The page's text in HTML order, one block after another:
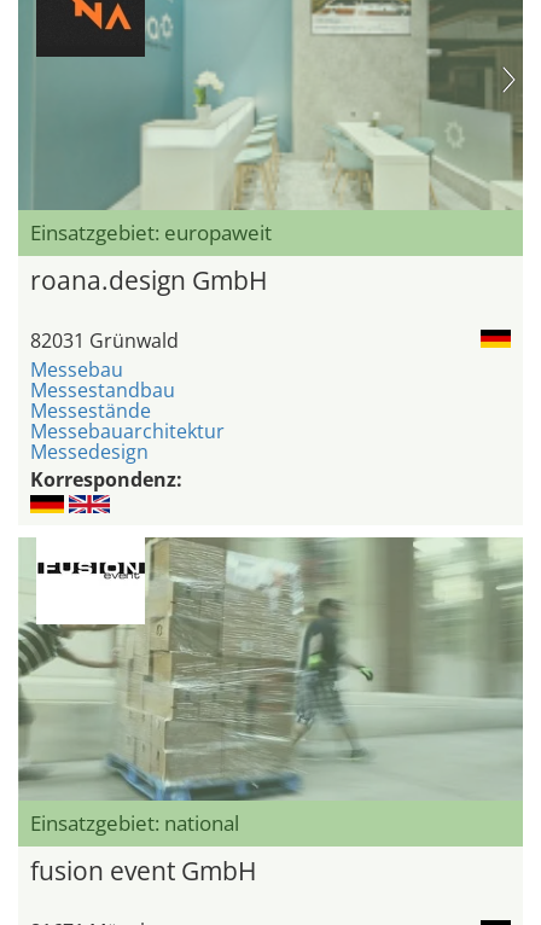
Einsatzgebiet: europaweit
roana.design GmbH
82031 Grünwald
Messebau
Messestandbau
Messestände
Messebauarchitektur
Messedesign
Korrespondenz:
Einsatzgebiet: national
fusion event GmbH